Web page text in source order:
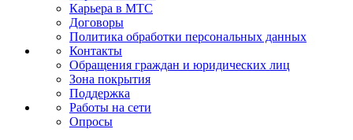
Карьера в МТС
Договоры
Политика обработки персональных данных
Контакты
Обращения граждан и юридических лиц
Зона покрытия
Поддержка
Работы на сети
Опросы